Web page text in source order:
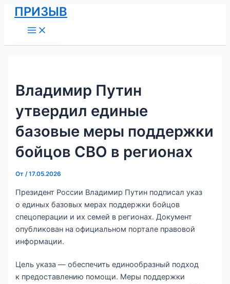
Перейти
содержимому
ПРИЗЫВ
Menu
Владимир Путин
утвердил единые
базовые меры поддержки
бойцов СВО в регионах
От/17.05.2026
Президент России Владимир Путин подписал указ
о единых базовых мерах поддержки бойцов
спецоперации и их семей в регионах. Документ
опубликован на официальном портале правовой
информации.
Цель указа — обеспечить единообразный подход
к предоставлению помощи. Меры поддержки
Навигация
по
записям